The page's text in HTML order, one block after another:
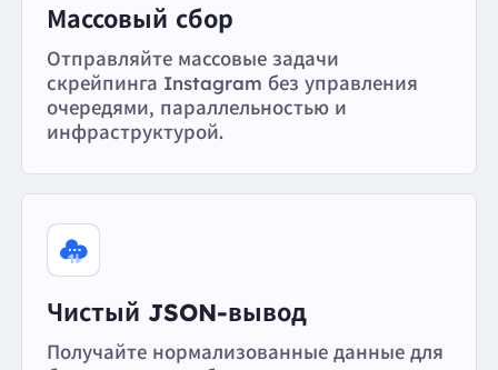
Массовый сбор
Отправляйте массовые задачи
скрейпинга Instagram без управления
очередями, параллельностью и
инфраструктурой.
Чистый JSON-вывод
Получайте нормализованные данные для